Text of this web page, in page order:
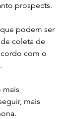
prospects.
podem ser
coleta de
com o
mais
mais